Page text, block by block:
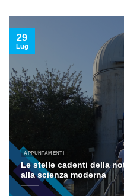
APPUNTAMENTI
Le stelle cadenti della
alla scienza moderna
29
Lug